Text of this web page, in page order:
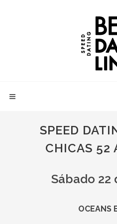
SPEED
CHICAS 52
Sábado 22
OCEANS